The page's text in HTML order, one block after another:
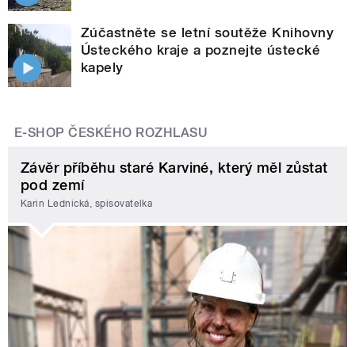
Zúčastněte se letní soutěže Knihovny
Ústeckého kraje a poznejte ústecké
kapely
E-SHOP ČESKÉHO ROZHLASU
Závěr příběhu staré Karviné, který měl zůstat
pod zemí
Karin Lednická, spisovatelka